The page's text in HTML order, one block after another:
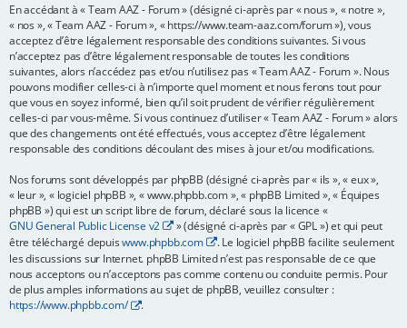
e
En accédant à « Team AAZ - Forum » (désigné ci-après par « nous », « notre »,
« nos », « Team AAZ - Forum », « https://www.team-aaz.com/forum »), vous
acceptez d’être légalement responsable des conditions suivantes. Si vous
n’acceptez pas d’être légalement responsable de toutes les conditions
suivantes, alors n’accédez pas et/ou n’utilisez pas « Team AAZ - Forum ». Nous
pouvons modifier celles-ci à n’importe quel moment et nous ferons tout pour
que vous en soyez informé, bien qu’il soit prudent de vérifier régulièrement
celles-ci par vous-même. Si vous continuez d’utiliser « Team AAZ - Forum » alors
que des changements ont été effectués, vous acceptez d’être légalement
responsable des conditions découlant des mises à jour et/ou modifications.
Nos forums sont développés par phpBB (désigné ci-après par « ils », « eux »,
« leur », « logiciel phpBB », « www.phpbb.com », « phpBB Limited », « Équipes
phpBB ») qui est un script libre de forum, déclaré sous la licence «
GNU General Public License v2
» (désigné ci-après par « GPL ») et qui peut
être téléchargé depuiswww.phpbb.com
. Le logiciel phpBB facilite seulement
les discussions sur Internet. phpBB Limited n’est pas responsable de ce que
nous acceptons ou n’acceptons pas comme contenu ou conduite permis. Pour
de plus amples informations au sujet de phpBB, veuillez consulter :
https://www.phpbb.com/
.